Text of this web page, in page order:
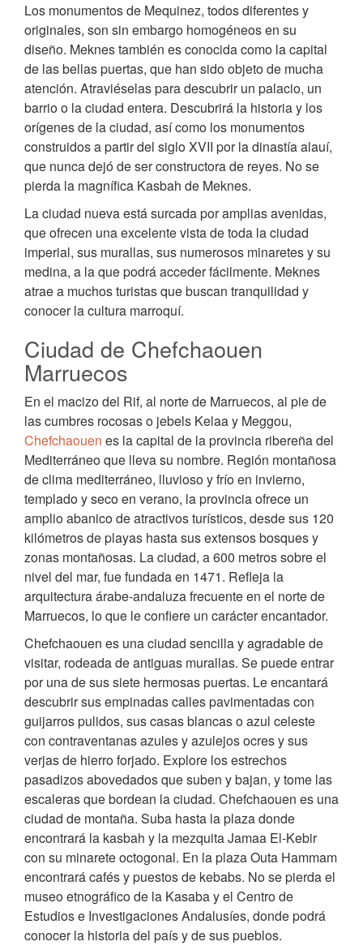
Los monumentos de Mequinez, todos diferentes y
originales, son sin embargo homogéneos en su
diseño. Meknes también es conocida como la capital
de las bellas puertas, que han sido objeto de mucha
atención. Atraviéselas para descubrir un palacio, un
barrio o la ciudad entera. Descubrirá la historia y los
orígenes de la ciudad, así como los monumentos
construidos a partir del siglo XVII por la dinastía alauí,
que nunca dejó de ser constructora de reyes. No se
pierda la magnífica Kasbah de Meknes.
La ciudad nueva está surcada por amplias avenidas,
que ofrecen una excelente vista de toda la ciudad
imperial, sus murallas, sus numerosos minaretes y su
medina, a la que podrá acceder fácilmente. Meknes
atrae a muchos turistas que buscan tranquilidad y
conocer la cultura marroquí.
Ciudad de Chefchaouen
Marruecos
En el macizo del Rif, al norte de Marruecos, al pie de
las cumbres rocosas o jebels Kelaa y Meggou,
Chefchaouen es la capital de la provincia ribereña del
Mediterráneo que lleva su nombre. Región montañosa
de clima mediterráneo, lluvioso y frío en invierno,
templado y seco en verano, la provincia ofrece un
amplio abanico de atractivos turísticos, desde sus 120
kilómetros de playas hasta sus extensos bosques y
zonas montañosas. La ciudad, a 600 metros sobre el
nivel del mar, fue fundada en 1471. Refleja la
arquitectura árabe-andaluza frecuente en el norte de
Marruecos, lo que le confiere un carácter encantador.
Chefchaouen es una ciudad sencilla y agradable de
visitar, rodeada de antiguas murallas. Se puede entrar
por una de sus siete hermosas puertas. Le encantará
descubrir sus empinadas calles pavimentadas con
guijarros pulidos, sus casas blancas o azul celeste
con contraventanas azules y azulejos ocres y sus
verjas de hierro forjado. Explore los estrechos
pasadizos abovedados que suben y bajan, y tome las
escaleras que bordean la ciudad. Chefchaouen es una
ciudad de montaña. Suba hasta la plaza donde
encontrará la kasbah y la mezquita Jamaa El-Kebir
con su minarete octogonal. En la plaza Outa Hammam
encontrará cafés y puestos de kebabs. No se pierda el
museo etnográfico de la Kasaba y el Centro de
Estudios e Investigaciones Andalusíes, donde podrá
conocer la historia del país y de sus pueblos.